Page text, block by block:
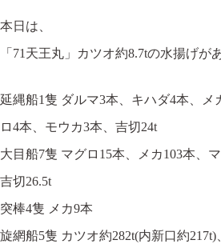
本日は、
「71天王丸」カツオ約8.7tの水揚げが
延縄船1隻 ダルマ3本、キハダ4本、メ
ロ4本、モウカ3本、吉切24t
大目船7隻 マグロ15本、メカ103本、
吉切26.5t
突棒4隻 メカ9本
旋網船5隻 カツオ約282t(内新口約